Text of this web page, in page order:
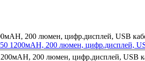
1200мАН, 200 люмен, цифр.дисплей,